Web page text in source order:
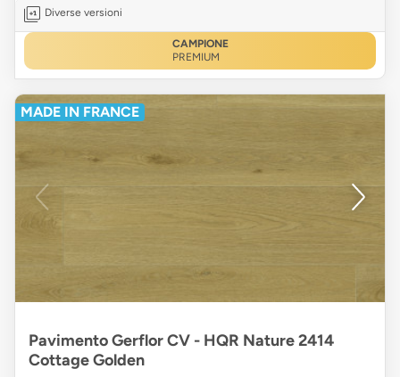
Diverse versioni
CAMPIONE
PREMIUM
MADE IN FRANCE
Pavimento Gerflor CV - HQR Nature 2414
Cottage Golden